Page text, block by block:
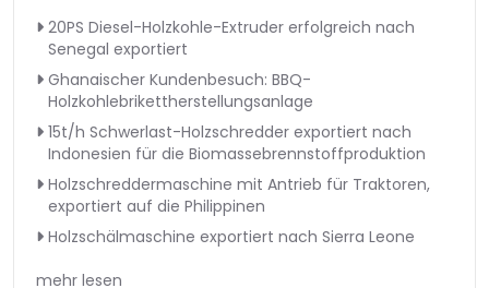
20PS Diesel-Holzkohle-Extruder erfolgreich nach
Senegal exportiert
Ghanaischer Kundenbesuch: BBQ-
Holzkohlebrikettherstellungsanlage
15t/h Schwerlast-Holzschredder exportiert nach
Indonesien für die Biomassebrennstoffproduktion
Holzschreddermaschine mit Antrieb für Traktoren,
exportiert auf die Philippinen
Holzschälmaschine exportiert nach Sierra Leone
mehr lesen